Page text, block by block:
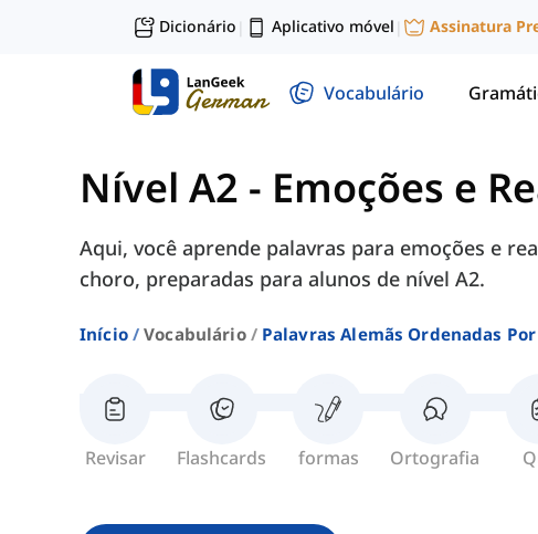
Dicionário | Aplicativo móvel | Assinatura
Vocabulário
Nível A2 - Emoções e
Aqui, você aprende palavras para emoções e
choro, preparadas para alunos de nível A2.
Início Vocabulário Palavras Alemãs Ordenadas
Revisar Flashcards formas Ortografia